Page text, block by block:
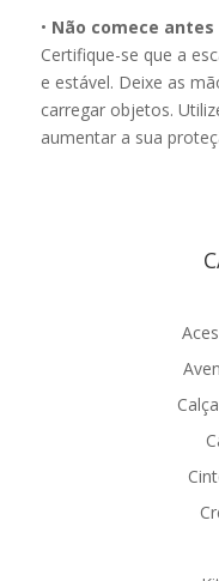
• Não comece
Certifique-se que a
e estável. Deixe as
carregar objetos.
aumentar a sua